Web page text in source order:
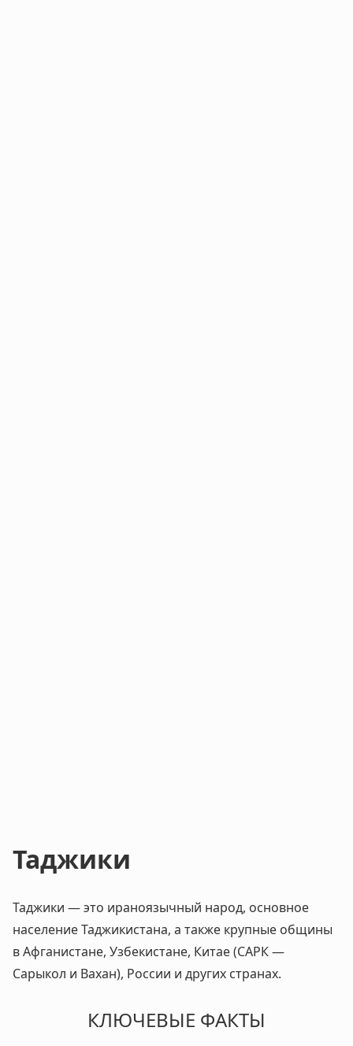
Таджики
Таджики — это ираноязычный народ, основное
население Таджикистана, а также крупные общины
в Афганистане, Узбекистане, Китае (САРК —
Сарыкол и Вахан), России и других странах.
КЛЮЧЕВЫЕ ФАКТЫ